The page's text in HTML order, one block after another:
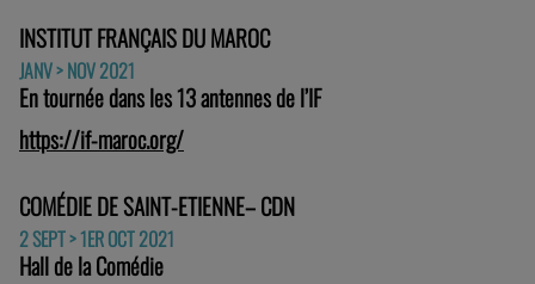
INSTITUT FRANÇAIS DU MAROC
JANV > NOV 2021
En tournée dans les 13 antennes de l’IF
https://if-maroc.org/
COMÉDIE DE SAINT-ETIENNE– CDN
2 SEPT > 1ER OCT 2021
Hall de la Comédie